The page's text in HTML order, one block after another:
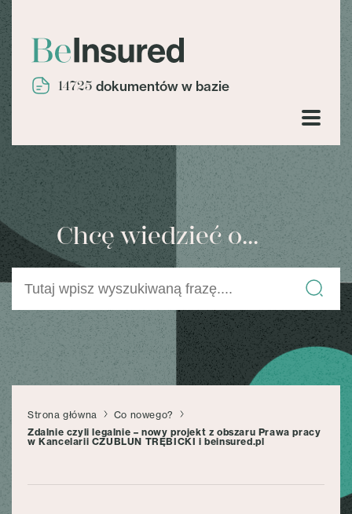
14725 dokumentów w bazie
Chcę wiedzieć o...
Strona główna
Co nowego?
Zdalnie czyli legalnie – nowy projekt z obszaru Prawa pracy
w Kancelarii CZUBLUN TRĘBICKI i beinsured.pl